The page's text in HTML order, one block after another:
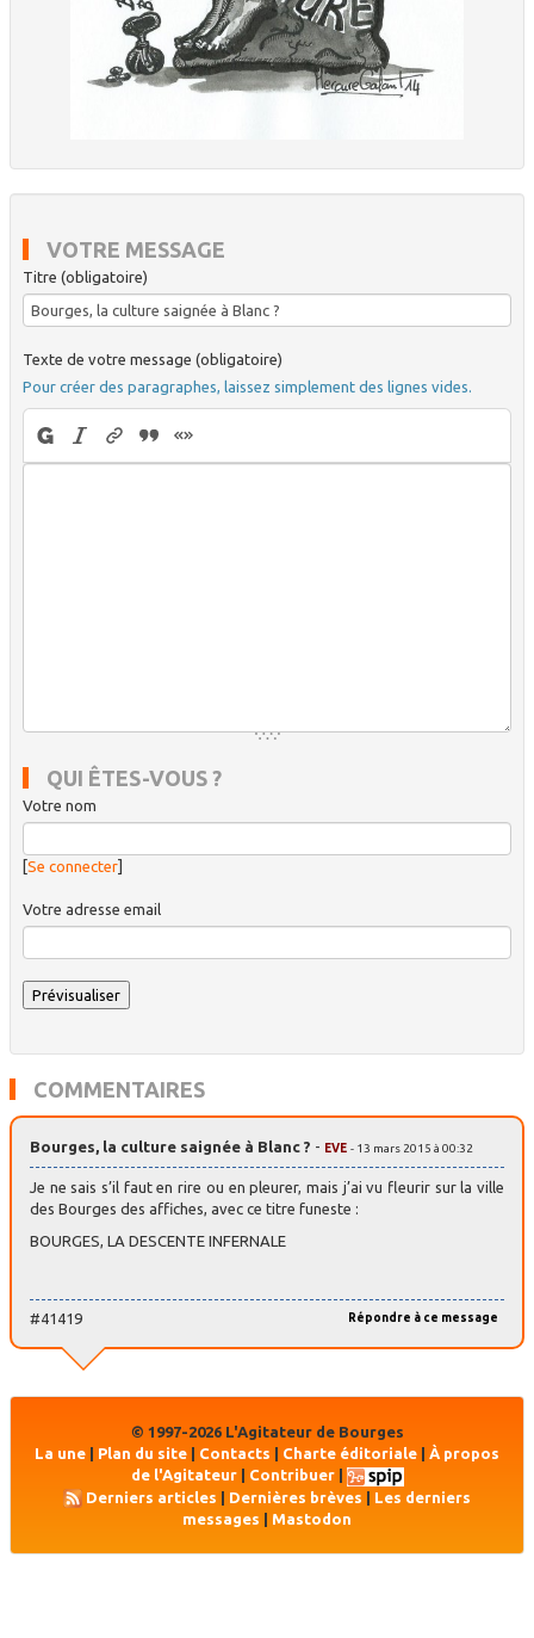
VOTRE MESSAGE
Titre (obligatoire)
Texte de votre message (obligatoire)
Pour créer des paragraphes, laissez simplement des lignes vides.
QUI ÊTES-VOUS ?
Votre nom
[Se connecter]
Votre adresse email
COMMENTAIRES
Bourges, la culture saignée à Blanc ? - EVE - 13 mars 2015 à 00:32
Je ne sais s’il faut en rire ou en pleurer, mais j’ai vu fleurir sur la ville
des Bourges des affiches, avec ce titre funeste :
BOURGES, LA DESCENTE INFERNALE
Répondre à ce message
#41419
© 1997-2026 L'Agitateur de Bourges
La une
Plan du site Contacts Charte éditoriale
À propos
de l'Agitateur| Contribuer|
Derniers articles | Dernières brèves | Les derniers
messages
Mastodon